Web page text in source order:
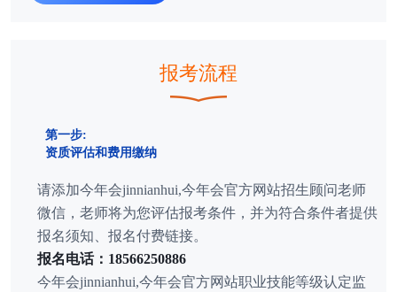
报考流程
第一步:
资质评估和费用缴纳
请添加今年会jinnianhui,今年会官方网站招生顾问老师
微信，老师将为您评估报考条件，并为符合条件者提供
报名须知、报名付费链接。
报名电话：18566250886
今年会jinnianhui,今年会官方网站职业技能等级认定监